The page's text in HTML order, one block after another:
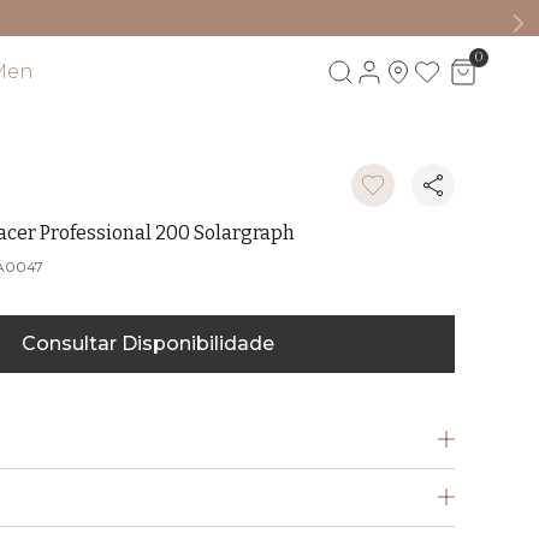
0
Professional 200 Solargraph
Consultar Disponibilidade